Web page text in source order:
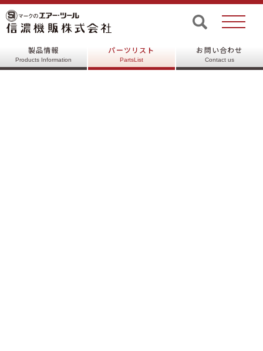
製品情報
Products Information
パーツリスト
PartsList
お問い合わせ
Contact us
©SHINANO INC, All rights reserved.